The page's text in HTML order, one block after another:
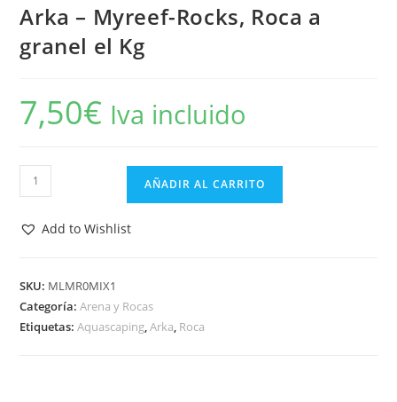
Arka – Myreef-Rocks, Roca a
granel el Kg
7,50€ Iva incluido
Arka
-
a
granel
el
AÑADIR AL CARRITO
Add to Wishlist
SKU: MLMR0MIX1
Categoría:Arena y Rocas
Etiquetas:Aquascaping,Arka, Roca